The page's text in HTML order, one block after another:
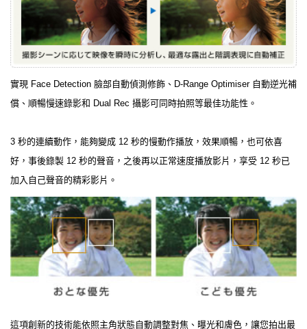
實現 Face Detection 臉部自動偵測修飾、D-Range Optimiser 自動逆光補
償、順暢慢速錄影和 Dual Rec 攝影可同時拍照等最佳功能性。
3 秒的連續動作，能夠變成 12 秒的慢動作播放，效果順暢，也可依喜
好，事後錄製 12 秒的聲音，之後再以正常速度播放影片，享受 12 秒已
加入自己聲音的精彩影片。
這項創新的技術能依照主角狀態自動調整對焦、曝光和膚色，讓您拍出最